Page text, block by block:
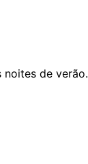
noites de verão.